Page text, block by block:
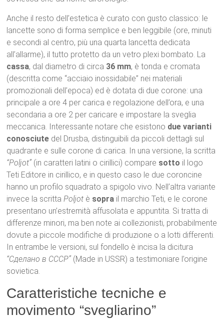
Anche il resto dell’estetica è curato con gusto classico: le
lancette sono di forma semplice e ben leggibile (ore, minuti
e secondi al centro, più una quarta lancetta dedicata
all’allarme), il tutto protetto da un vetro plexi bombato. La
cassa, dal diametro di circa 36 mm, è tonda e cromata
(descritta come “acciaio inossidabile” nei materiali
promozionali dell’epoca) ed è dotata di due corone: una
principale a ore 4 per carica e regolazione dell’ora, e una
secondaria a ore 2 per caricare e impostare la sveglia
meccanica. Interessante notare che esistono due varianti
conosciute del Drusba, distinguibili da piccoli dettagli sul
quadrante e sulle corone di carica. In una versione, la scritta
“Poljot” (in caratteri latini o cirillici) compare sotto il logo
Teti Editore in cirillico, e in questo caso le due coroncine
hanno un profilo squadrato a spigolo vivo. Nell’altra variante
invece la scrittaPoljot è sopra il marchio Teti, e le corone
presentano un’estremità affusolata e appuntita. Si tratta di
differenze minori, ma ben note ai collezionisti, probabilmente
dovute a piccole modifiche di produzione o a lotti differenti.
In entrambe le versioni, sul fondello è incisa la dicitura
“Сделано в СССР” (Made in USSR) a testimoniare l’origine
sovietica.
Caratteristiche tecniche e
movimento “svegliarino”